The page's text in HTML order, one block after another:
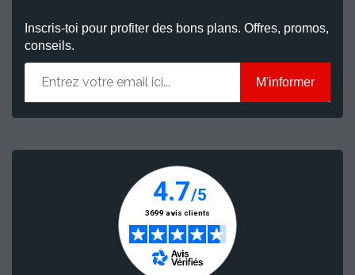
Inscris-toi pour profiter des bons plans. Offres, promos,
conseils.
M'informer